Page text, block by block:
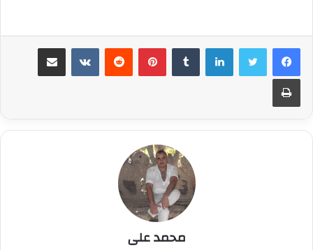
لينكدإن بينتيريست مشاركة عبر البريد
طباعة
محمد على